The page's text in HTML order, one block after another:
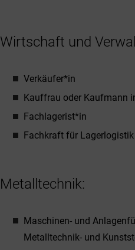
Wirtschaft und
Verkäufer*in
Kauffrau oder Kaufmann
Fachlagerist*in
Fachkraft für Lagerlogistik
Metalltechnik:
Maschinen- und
Metalltechnik- und